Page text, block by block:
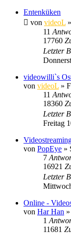
Entenküken
von videoL
11
17760
Letzter
videowilli`s
von videoL »
11
18360
Letzter
Freitag
von PopEye »
7
16921
Letzter
Online -
von Har Han
1
11681